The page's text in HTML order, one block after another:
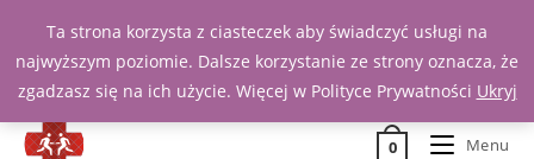
Zadzwoń 539 391 290
0 Menu
Ta strona korzysta z ciasteczek aby świadczyć usługi na
najwyższym poziomie. Dalsze korzystanie ze strony oznacza, że
zgadzasz się na ich użycie. Więcej w Polityce Prywatności Ukryj